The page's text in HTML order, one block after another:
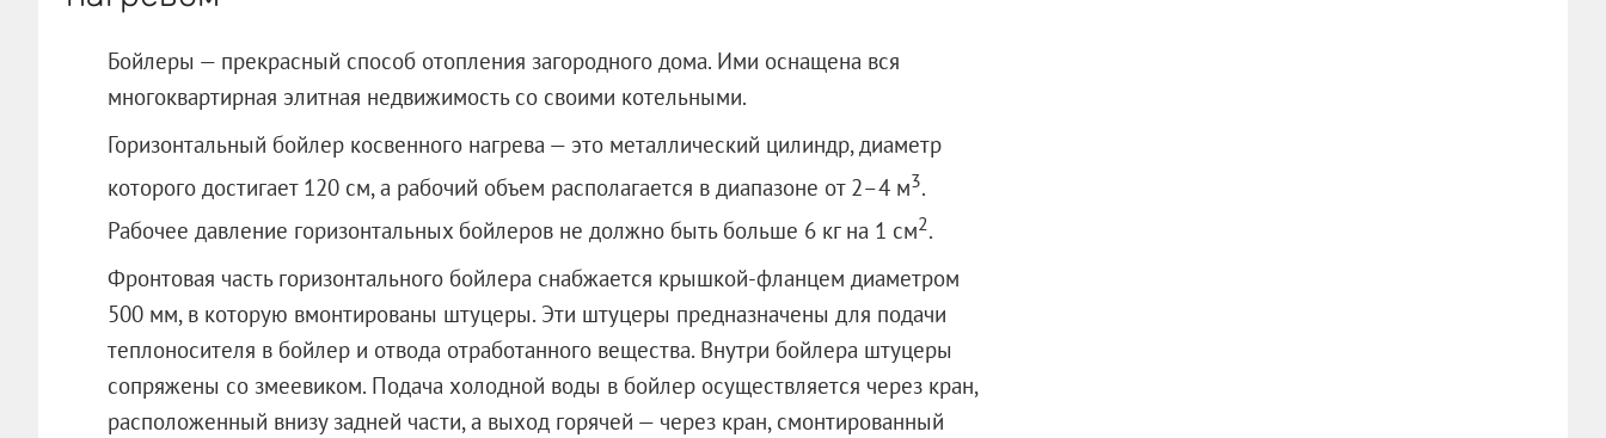
Бойлеры — прекрасный способ отопления загородного дома. Ими оснащена вся
многоквартирная элитная недвижимость со своими котельными.
Горизонтальный бойлер косвенного нагрева — это металлический цилиндр, диаметр
которого достигает 120 см, а рабочий объем располагается в диапазоне от 2–4 м3.
Рабочее давление горизонтальных бойлеров не должно быть больше 6 кг на 1 см2.
Фронтовая часть горизонтального бойлера снабжается крышкой-фланцем диаметром
500 мм, в которую вмонтированы штуцеры. Эти штуцеры предназначены для подачи
теплоносителя в бойлер и отвода отработанного вещества. Внутри бойлера штуцеры
сопряжены со змеевиком. Подача холодной воды в бойлер осуществляется через кран,
расположенный внизу задней части, а выход горячей — через кран, смонтированный